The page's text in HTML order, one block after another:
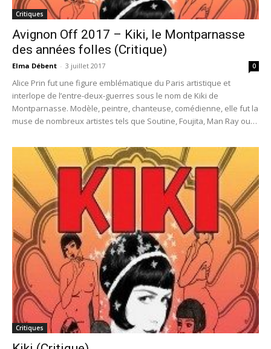
Critiques
Avignon Off 2017 – Kiki, le Montparnasse
des années folles (Critique)
Elma Débent - 3 juillet 2017 0
Alice Prin fut une figure emblématique du Paris artistique et
interlope de l’entre-deux-guerres sous le nom de Kiki de
Montparnasse. Modèle, peintre, chanteuse, comédienne, elle fut la
muse de nombreux artistes tels que Soutine, Foujita, Man Ray ou
Critiques